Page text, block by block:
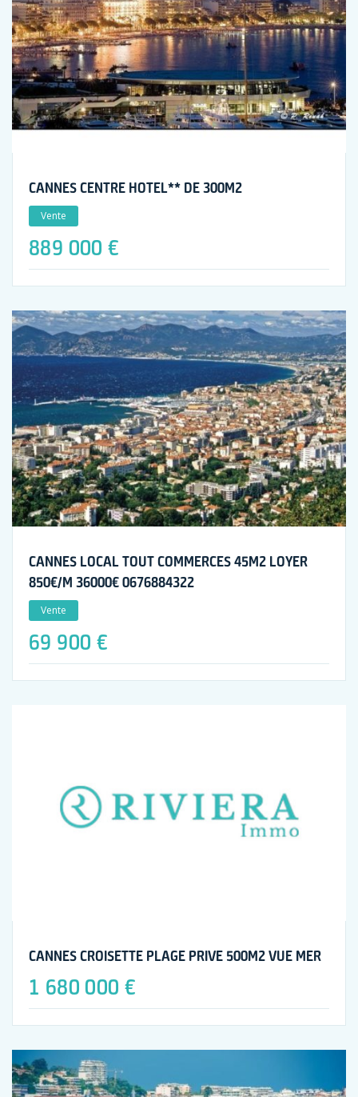
CANNES CENTRE HOTEL** DE 300M2
Vente
889 000 €
CANNES LOCAL TOUT COMMERCES 45M2 LOYER
850€/M 36000€ 0676884322
Vente
69 900 €
CANNES CROISETTE PLAGE PRIVE 500M2 VUE MER
1 680 000 €